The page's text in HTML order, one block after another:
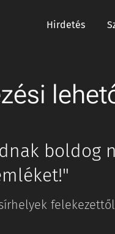
Hirdetés
boldog